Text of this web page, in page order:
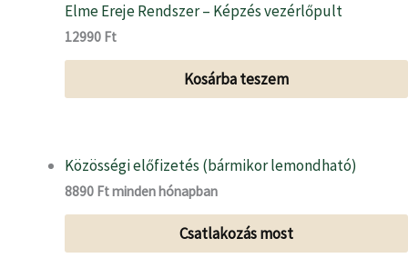
Elme Ereje Rendszer – Képzés vezérlőpult
12990 Ft
Kosárba teszem
Közösségi előfizetés (bármikor lemondható)
8890 Ftminden hónapban
Csatlakozás most